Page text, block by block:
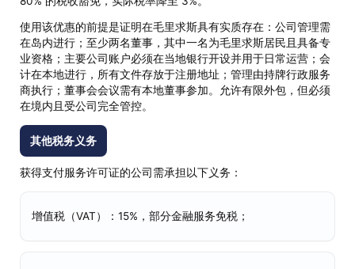
使用该优惠的前提是证明在毛里求斯具有实质存在：公司管理需
在岛内进行；至少两名董事，其中一名为毛里求斯居民且具备专
业资格；主要公司账户必须在当地银行开设并用于日常运营；会
计在本地进行，所有文件存放于注册地址；管理由持牌行政服务
商执行；董事会会议需有本地董事参加。允许有限外包，但必须
在境内且受公司完全管控。
其他税务义务
获得支付服务许可证的公司需承担以下义务：
增值税（VAT）：15%，部分金融服务免税；